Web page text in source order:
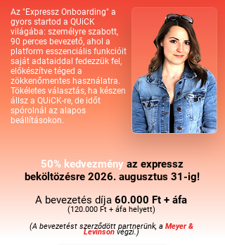
Az "Expressz Onboarding" a
gyors startod a QUiCK
világába: személyre szabott,
90 perces bevezető, ahol a
platform esszenciális funkcióit
saját adataiddal fedezzük fel,
előkészítve téged a
zökkenőmentes használatra.
Tökéletes választás, ha készen
állsz a QUiCK-re, de időt
spórolnál az alapos
beállításokon.
50% kedvezmény az expressz
beköltözésre 2026. augusztus 31-ig!
A bevezetés díja 60.000 Ft + áfa
(120.000 Ft + áfa helyett)
(A bevezetést szerződött partnerünk, a Meyer &
Levinsonvégzi.)